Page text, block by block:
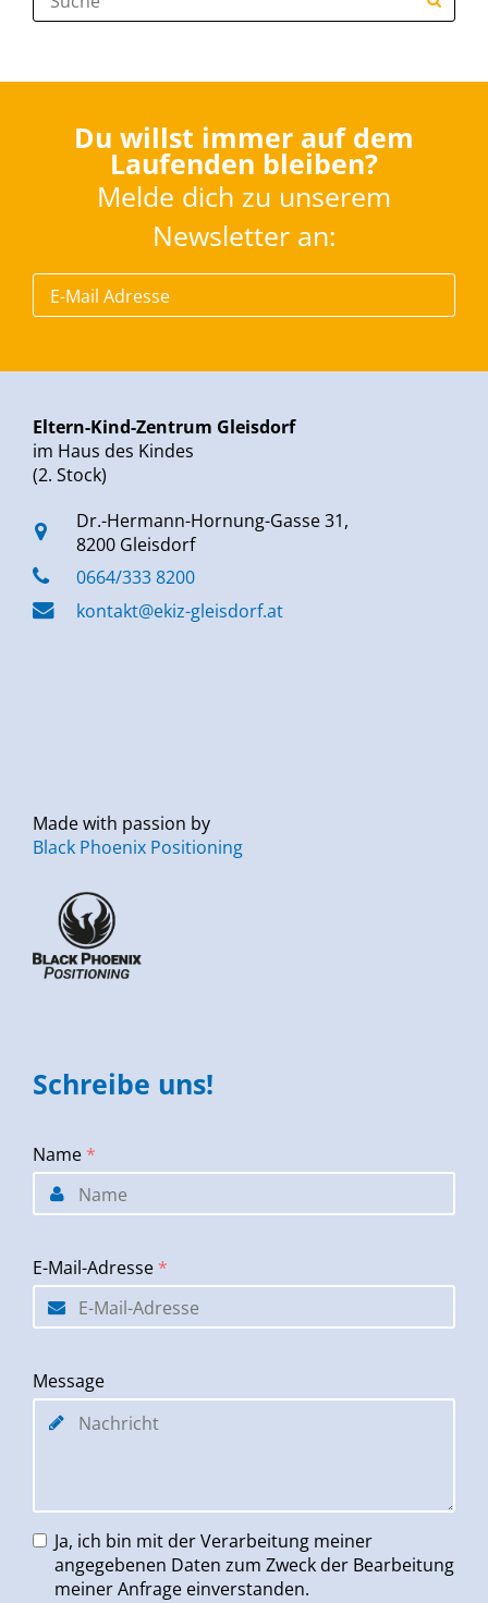
Du willst immer auf dem
Laufenden bleiben?
Melde dich zu unserem
Newsletter an:
Eltern-Kind-Zentrum Gleisdorf
im Haus des Kindes
(2. Stock)
Dr.-Hermann-Hornung-Gasse 31,
8200 Gleisdorf
0664/333 8200
kontakt@ekiz-gleisdorf.at
Made with passion by
Black Phoenix Positioning
Schreibe uns!
Name *
E-Mail-Adresse *
Message
Ja, ich bin mit der Verarbeitung meiner
angegebenen Daten zum Zweck der Bearbeitung
meiner Anfrage einverstanden.